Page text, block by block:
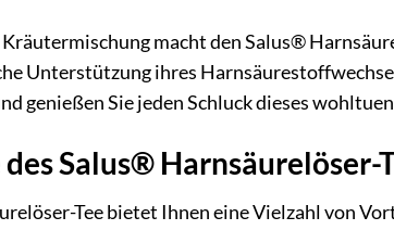
macht den Salus®
Unterstützung ihres
genießen Sie jeden Schluck dieses
Salus® Harnsäurelöser-
Tee bietet Ihnen eine Vielzahl von